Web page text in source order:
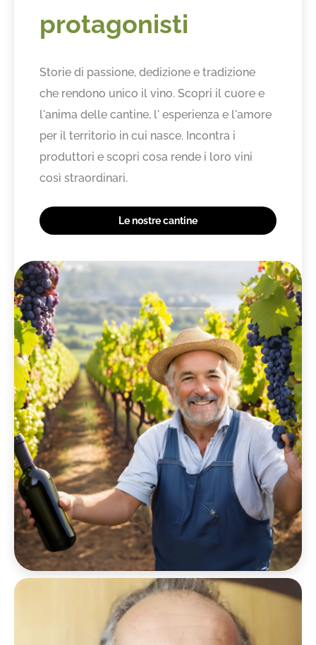
protagonisti
Storie di passione, dedizione e tradizione
che rendono unico il vino. Scopri il cuore e
l'anima delle cantine, l' esperienza e l'amore
per il territorio in cui nasce. Incontra i
produttori e scopri cosa rende i loro vini
così straordinari.
Le nostre cantine